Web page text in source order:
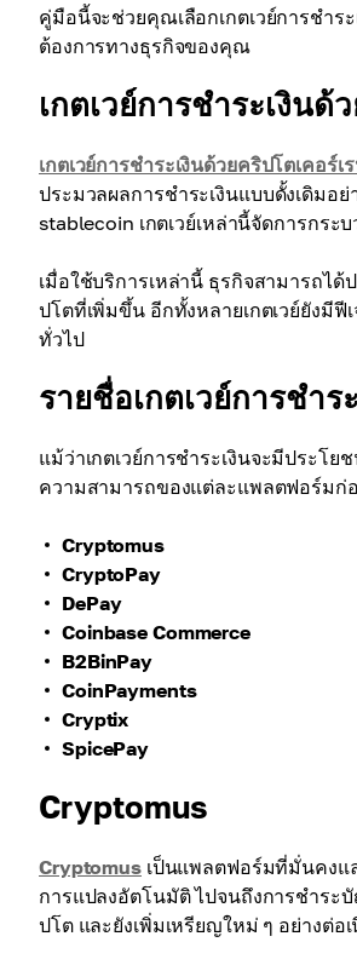
คู่มือนี้จะช่วยคุณเลือกเกตเวย์การชำร
ต้องการทางธุรกิจของคุณ
เกตเวย์การชำระเงินด้
เกตเวย์การชำระเงินด้วยคริปโตเคอร์เ
ประมวลผลการชำระเงินแบบดั้งเดิมอ
stablecoin เกตเวย์เหล่านี้จัดการกร
เมื่อใช้บริการเหล่านี้ ธุรกิจสามารถไ
ปโตที่เพิ่มขึ้น อีกทั้งหลายเกตเวย์ยังมีฟีเ
ทั่วไป
รายชื่อเกตเวย์การชำร
แม้ว่าเกตเวย์การชำระเงินจะมีประโ
ความสามารถของแต่ละแพลตฟอร์มก่
Cryptomus
CryptoPay
DePay
Coinbase Commerce
B2BinPay
CoinPayments
Cryptix
SpicePay
Cryptomus
Cryptomusเป็นแพลตฟอร์มที่มั่นคงแ
การแปลงอัตโนมัติ ไปจนถึงการชำร
ปโต และยังเพิ่มเหรียญใหม่ ๆ อย่างต่อ